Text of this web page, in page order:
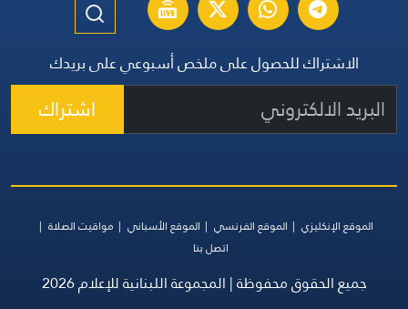
الاشتراك للحصول على ملخص أسبوعي على بريدك
اشتراك
الموقع الإنكليزي الموقع الفرنسي الموقع الأسباني
مواقيت الصلاة
اتصل بنا
جميع الحقوق محفوظة | المجموعة اللبنانية للإعلام 2026